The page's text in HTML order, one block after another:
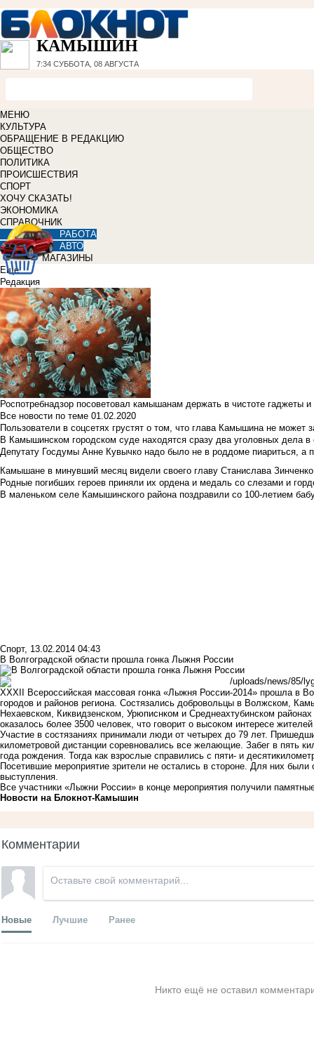
КАМЫШИН
7:34 СУББОТА, 08 АВГУСТА
МЕНЮ
КУЛЬТУРА
ОБРАЩЕНИЕ В РЕДАКЦИЮ
ОБЩЕСТВО
ПОЛИТИКА
ПРОИСШЕСТВИЯ
СПОРТ
ХОЧУ СКАЗАТЬ!
ЭКОНОМИКА
СПРАВОЧНИК
РАБОТА
АВТО
МАГАЗИНЫ
Еще
Редакция
Роспотребнадзор посоветовал камышанам держать в чистоте гаджеты
Все новости по теме 01.02.2020
Пользователи в соцсетях грустят о том, что глава Камышина не может
В Камышинском городском суде находятся сразу два уголовных дела
Депутату Госдумы Анне Кувычко надо было не в роддоме пиариться, а
Камышане в минувший месяц видели своего главу Станислава Зинченко
Родные погибших героев приняли их ордена и медаль со слезами и
В маленьком селе Камышинского района поздравили со 100-летием
Спорт, 13.02.2014 04:43
В Волгоградской области прошла гонка Лыжня России
XXXII Всероссийская массовая гонка «Лыжня России-2014» прошла в
городов и районов региона. Состязались добровольцы в Волжском,
Нехаевском, Киквидзенском, Урюписнком и Среднеахтубинском
оказалось более 3500 человек, что говорит о высоком интересе
Участие в состязаниях принимали люди от четырех до 79 лет.
километровой дистанции соревновались все желающие. Забег в пять
года рождения. Тогда как взрослые справились с пяти- и
Посетившие мероприятие зрители не остались в стороне. Для них
выступления.
Все участники «Лыжни России» в конце мероприятия получили
Новости на Блoкнoт-Камышин
Комментарии
Новые Лучшие Ранее
Никто ещё не оставил